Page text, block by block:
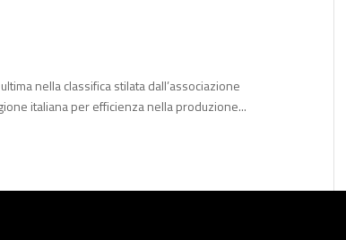
nella classifica stilata dall’associazione
italiana per efficienza nella produzione...